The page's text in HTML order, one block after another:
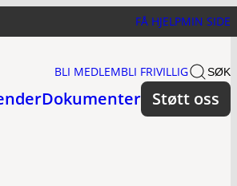
FÅ HJELPMIN SIDE
BLI MEDLEMBLI FRIVILLIG SØK
Dokumenter Støtt oss